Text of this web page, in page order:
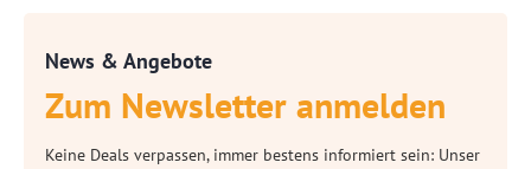
News & Angebote
Zum Newsletter anmelden
Keine Deals verpassen, immer bestens informiert sein: Unser